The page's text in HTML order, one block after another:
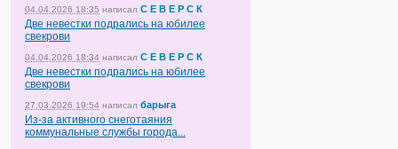
04.04.2026 18:35 написал С Е В Е Р С К
Две невестки подрались на юбилее
свекрови
04.04.2026 18:34 написал С Е В Е Р С К
Две невестки подрались на юбилее
свекрови
27.03.2026 19:54 написал барыга
Из-за активного снеготаяния
коммунальные службы города...